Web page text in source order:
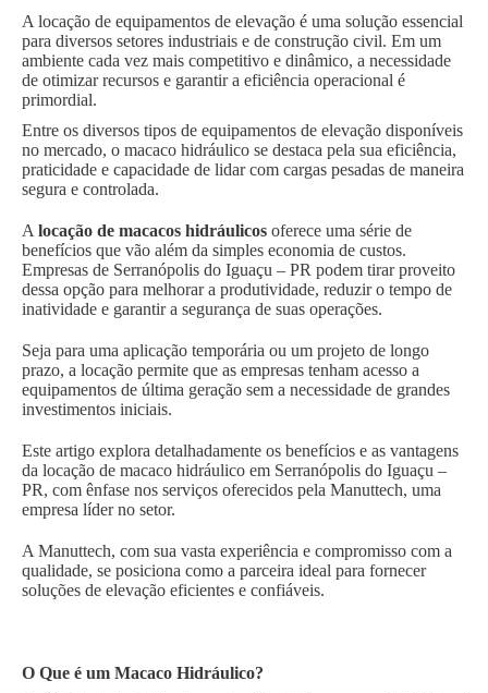
A locação de equipamentos de elevação é uma solução essencial
para diversos setores industriais e de construção civil. Em um
ambiente cada vez mais competitivo e dinâmico, a necessidade
de otimizar recursos e garantir a eficiência operacional é
primordial.
Entre os diversos tipos de equipamentos de elevação disponíveis
no mercado, o macaco hidráulico se destaca pela sua eficiência,
praticidade e capacidade de lidar com cargas pesadas de maneira
segura e controlada.
A locação de macacos hidráulicos oferece uma série de
benefícios que vão além da simples economia de custos.
Empresas de Serranópolis do Iguaçu – PR podem tirar proveito
dessa opção para melhorar a produtividade, reduzir o tempo de
inatividade e garantir a segurança de suas operações.
Seja para uma aplicação temporária ou um projeto de longo
prazo, a locação permite que as empresas tenham acesso a
equipamentos de última geração sem a necessidade de grandes
investimentos iniciais.
Este artigo explora detalhadamente os benefícios e as vantagens
da locação de macaco hidráulico em Serranópolis do Iguaçu –
PR, com ênfase nos serviços oferecidos pela Manuttech, uma
empresa líder no setor.
A Manuttech, com sua vasta experiência e compromisso com a
qualidade, se posiciona como a parceira ideal para fornecer
soluções de elevação eficientes e confiáveis.
O Que é um Macaco Hidráulico?